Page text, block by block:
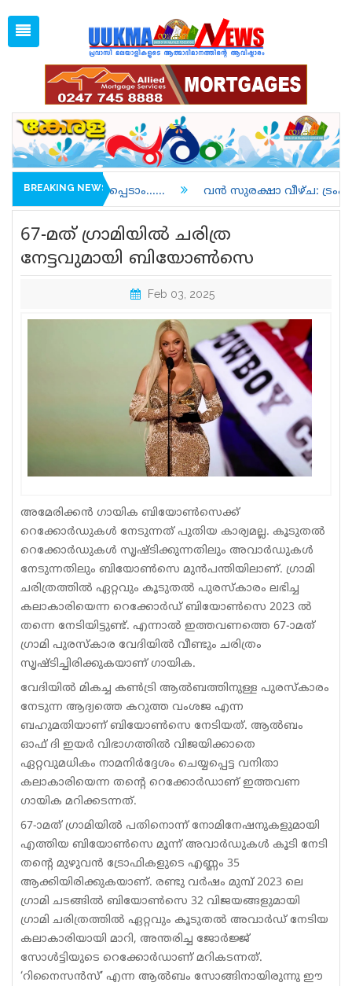
1 GBP =
128.24
Latest News
Associations
Spiritual
UK NEWS
World
Open
Menu
BREAKING NEWSവൻ സുരക്ഷാ വീഴ്ച: ട്രംപിന്റെ മറൈൻ വണ്ണും
67-മത് ​ഗ്രാമിയിൽ ചരിത്ര
നേട്ടവുമായി ബിയോൺസെ
Feb 03, 2025
അമേരിക്കൻ ഗായിക ബിയോൺസെക്ക്
റെക്കോർഡുകൾ നേടുന്നത് പുതിയ കാര്യമല്ല. കൂടുതൽ
റെക്കോർഡുകൾ സൃഷ്ടിക്കുന്നതിലും അവാർഡുകൾ
നേടുന്നതിലും ബിയോൺസെ മുൻപന്തിയിലാണ്. ഗ്രാമി
ചരിത്രത്തിൽ ഏറ്റവും കൂടുതൽ പുരസ്കാരം ലഭിച്ച
കലാകാരിയെന്ന റെക്കോർഡ് ബിയോൺസെ 2023 ൽ
തന്നെ നേടിയിട്ടുണ്ട്. എന്നാൽ ഇത്തവണത്തെ 67-ാമത്
ഗ്രാമി പുരസ്കാര വേദിയിൽ വീണ്ടും ചരിത്രം
സൃഷ്ടിച്ചിരിക്കുകയാണ് ഗായിക.
വേദിയിൽ മികച്ച കൺട്രി ആൽബത്തിനുള്ള പുരസ്കാരം
നേടുന്ന ആദ്യത്തെ കറുത്ത വംശജ എന്ന
ബഹുമതിയാണ് ബിയോൺസെ നേടിയത്. ആൽബം
ഓഫ് ദി ഇയർ വിഭാഗത്തിൽ വിജയിക്കാതെ
ഏറ്റവുമധികം നാമനിർദ്ദേശം ചെയ്യപ്പെട്ട വനിതാ
കലാകാരിയെന്ന തന്റെ റെക്കോർഡാണ് ഇത്തവണ
ഗായിക മറിക്കടന്നത്.
67-ാമത് ഗ്രാമിയിൽ പതിനൊന്ന് നോമിനേഷനുകളുമായി
എത്തിയ ബിയോൺസെ മൂന്ന് അവാർഡുകൾ കൂടി നേടി
തന്റെ മുഴുവൻ ട്രോഫികളുടെ എണ്ണം 35
ആക്കിയിരിക്കുകയാണ്. രണ്ടു വർഷം മുമ്പ് 2023 ലെ
ഗ്രാമി ചടങ്ങിൽ ബിയോൺസെ 32 വിജയങ്ങളുമായി
ഗ്രാമി ചരിത്രത്തിൽ ഏറ്റവും കൂടുതൽ അവാർഡ് നേടിയ
കലാകാരിയായി മാറി, അന്തരിച്ച ജോർജ്ജ്
സോൾട്ടിയുടെ റെക്കോർഡാണ് മറികടന്നത്.
‘റിനൈസൻസ്’ എന്ന ആൽബം സോങ്ങിനായിരുന്നു ഈ